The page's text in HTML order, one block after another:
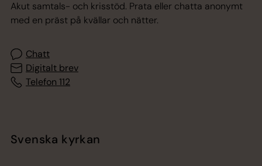
Akut samtals- och krisstöd. Prata eller chatta anonymt
med en präst på kvällar och nätter.
Chatt
Digitalt brev
Telefon 112
Svenska kyrkan